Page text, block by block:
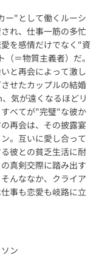
ー"として働くルーシ
れ、仕事一筋の多忙
を感情だけでなく"資
＝物質主義者）だ。
と再会によって激し
せたカップルの結婚
気が遠くなるほどリ
べてが"完璧"な彼か
再会は、その披露宴
。互いに愛し合って
彼との貧乏生活に耐
真剣交際に踏み出す
んななか、クライア
事も恋愛も岐路に立
ン